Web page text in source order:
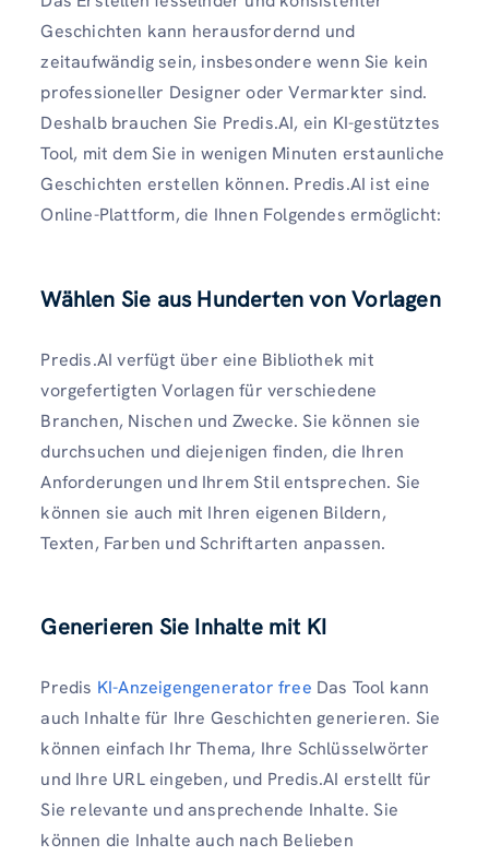
Geschichten kann herausfordernd und
zeitaufwändig sein, insbesondere wenn Sie kein
professioneller Designer oder Vermarkter sind.
Deshalb brauchen Sie Predis.AI, ein KI-gestütztes
Tool, mit dem Sie in wenigen Minuten erstaunliche
Geschichten erstellen können. Predis.AI ist eine
Online-Plattform, die Ihnen Folgendes ermöglicht:
Wählen Sie aus Hunderten von Vorlagen
Predis.AI verfügt über eine Bibliothek mit
vorgefertigten Vorlagen für verschiedene
Branchen, Nischen und Zwecke. Sie können sie
durchsuchen und diejenigen finden, die Ihren
Anforderungen und Ihrem Stil entsprechen. Sie
können sie auch mit Ihren eigenen Bildern,
Texten, Farben und Schriftarten anpassen.
Generieren Sie Inhalte mit KI
Predis KI-Anzeigengenerator free Das Tool kann
auch Inhalte für Ihre Geschichten generieren. Sie
können einfach Ihr Thema, Ihre Schlüsselwörter
und Ihre URL eingeben, und Predis.AI erstellt für
Sie relevante und ansprechende Inhalte. Sie
können die Inhalte auch nach Belieben